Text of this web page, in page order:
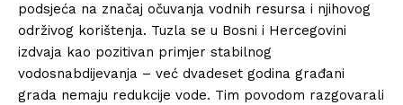
podsjeća na značaj očuvanja vodnih resursa i njihovog
održivog korištenja. Tuzla se u Bosni i Hercegovini
izdvaja kao pozitivan primjer stabilnog
vodosnabdijevanja – već dvadeset godina građani
grada nemaju redukcije vode. Tim povodom razgovarali